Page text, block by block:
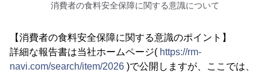
消費者の食料安全保障に関する意識について
【消費者の食料安全保障に関する意識のポイント】
詳細な報告書は当社ホームページ( https://rm-
navi.com/search/item/2026 )で公開しますが、ここでは、